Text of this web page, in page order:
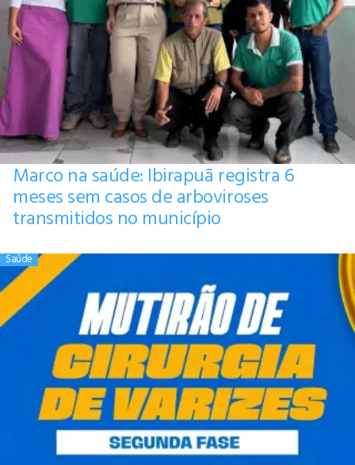
Marco na saúde: Ibirapuã registra 6
meses sem casos de arboviroses
transmitidos no município
Saúde